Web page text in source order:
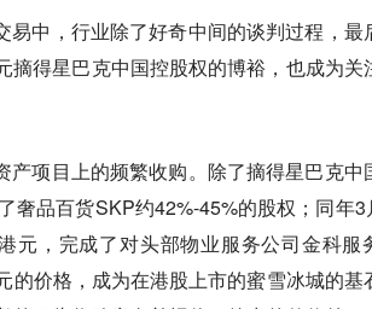
中，行业除了好奇中间的谈判过程，最
得星巴克中国控股权的博裕，也成为关
项目上的频繁收购。 除了摘得星巴克中
奢品百货SKP约42%-45%的股权；同年3
元，完成了对头部物业服务公司金科服
价格，成为在港股上市的蜜雪冰城的基